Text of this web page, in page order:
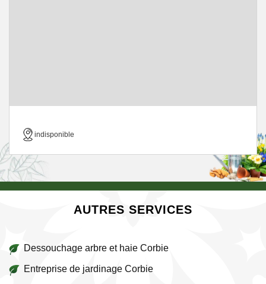
indisponible
AUTRES SERVICES
Dessouchage arbre et haie Corbie
Entreprise de jardinage Corbie